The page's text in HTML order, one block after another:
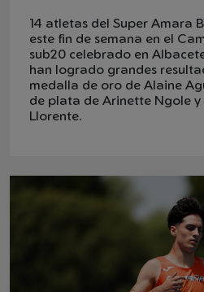
14 atletas del Super Amara
este fin de semana en el
sub20 celebrado en
han logrado grandes
medalla de oro de Alaine
de plata de Arinette Ngole
Llorente.